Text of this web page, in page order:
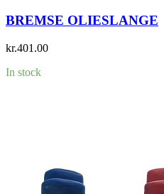
BREMSE OLIESLANGE
kr.401.00
In stock